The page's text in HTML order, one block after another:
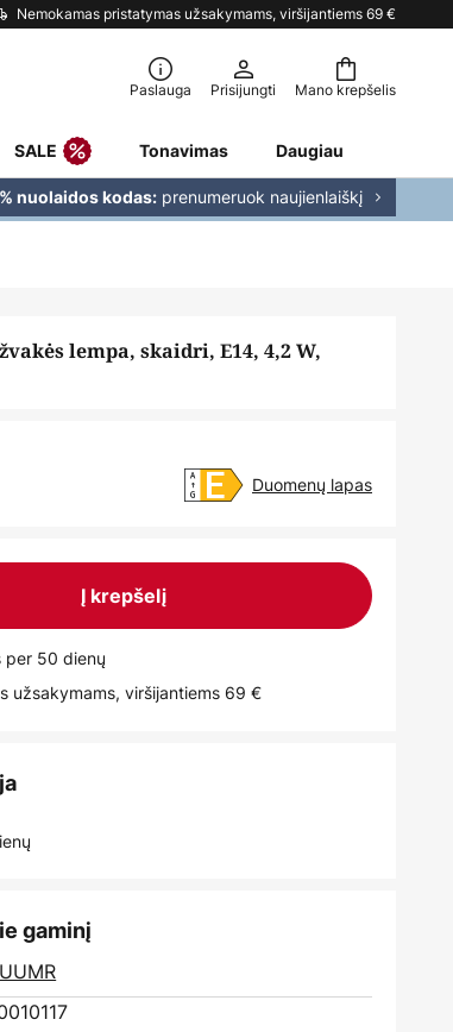
Nemokamas pristatymas užsakymams, viršijantiems 69 €
Mano krepšelis
Paslauga Prisijungti
SALE Tonavimas Daugiau
nuolaidos kodas: prenumeruok naujienlaiškį
lempa, skaidri, E14, 4,2 W,
Duomenų lapas
Į krepšelį
per 50 dienų
užsakymams, viršijantiems 69 €
gaminį